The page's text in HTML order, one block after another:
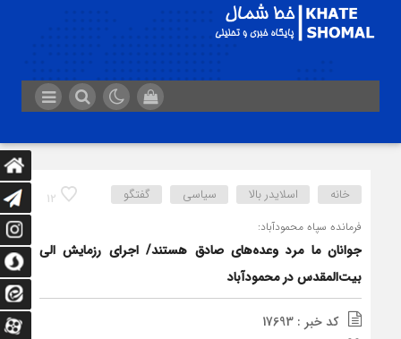
12 خانه اسلایدر بالا سیاسی گفتگو
فرمانده سپاه محمودآباد:
جوانان ما مرد وعده‌های صادق هستند/ اجرای رزمایش الی
بیت‌المقدس در محمودآباد
کد خبر : 17693